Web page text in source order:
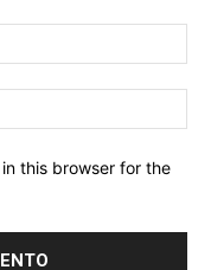
this browser for the